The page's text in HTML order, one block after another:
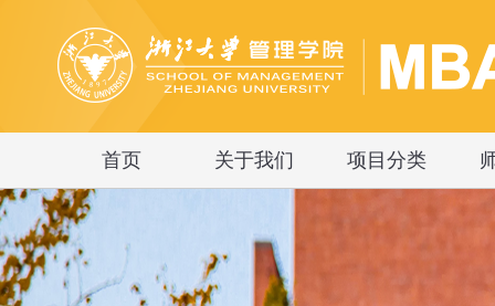
首页 关于我们 项目分类